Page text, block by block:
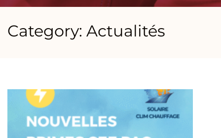
Category: Actualités